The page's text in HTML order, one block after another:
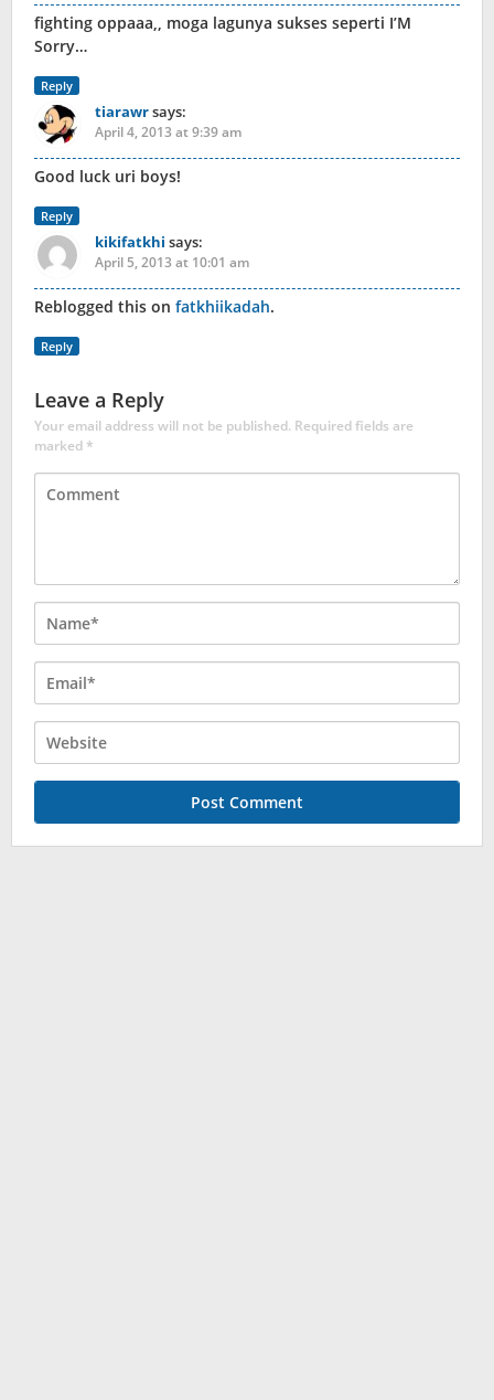
fighting oppaaa,, moga lagunya sukses seperti I’M
Sorry…
Reply
tiarawrsays:
April 4, 2013 at 9:39 am
Good luck uri boys!
Reply
kikifatkhi says:
April 5, 2013 at 10:01 am
Reblogged this on fatkhiikadah.
Reply
Leave a Reply
Your email address will not be published. Required fields are
marked*